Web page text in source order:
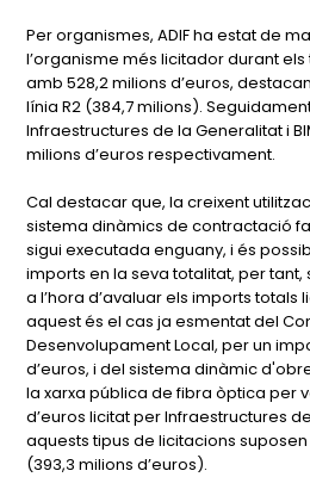
Per organismes, ADIF ha estat de
l’organisme més licitador durant
amb 528,2 milions d’euros,
línia R2 (384,7 milions).
Infraestructures de la Generalitat i
milions d’euros respectivament.
Cal destacar que, la creixent
sistema dinàmics de contractació
sigui executada enguany, i és
imports en la seva totalitat, per tant,
a l’hora d’avaluar els imports totals
aquest és el cas ja esmentat del
Desenvolupament Local, per un
d’euros, i del sistema dinàmic
la xarxa pública de fibra òptica per
d’euros licitat per Infraestructures
aquests tipus de licitacions suposen
(393,3 milions d’euros).